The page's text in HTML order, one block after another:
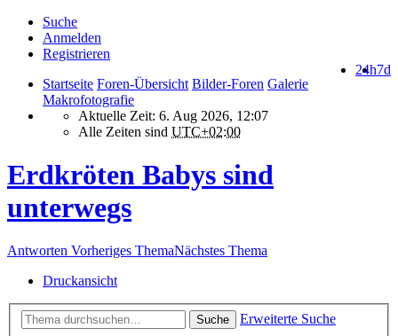
Suche
Anmelden
Registrieren
7d
24h
Startseite Foren-Übersicht Bilder-Foren Galerie
Makrofotografie
Aktuelle Zeit: 6. Aug 2026, 12:07
Alle Zeiten sind UTC+02:00
Erdkröten Babys sind
unterwegs
Antworten Vorheriges ThemaNächstes Thema
Druckansicht
Suche
Erweiterte Suche